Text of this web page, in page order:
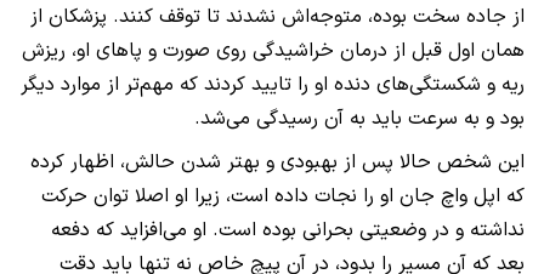
از جاده سخت بوده، متوجه‌اش نشدند تا توقف کنند. پزشکان از
همان اول قبل از درمان خراشیدگی روی صورت و پاهای او، ریزش
ریه و شکستگی‌های دنده او را تایید کردند که مهم‌تر از موارد دیگر
بود و به سرعت باید به آن رسیدگی می‌شد.
این شخص حالا پس از بهبودی و بهتر شدن حالش، اظهار کرده
که اپل واچ جان او را نجات داده است، زیرا او اصلا توان حرکت
نداشته و در وضعیتی بحرانی بوده است. او می‌افزاید که دفعه
بعد که آن مسیر را بدود، در آن پیچ خاص نه تنها باید دقت